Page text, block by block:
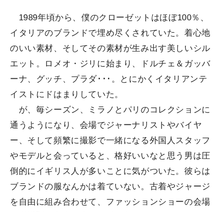
1989年頃から、僕のクローゼットはほぼ100％、
イタリアのブランドで埋め尽くされていた。着心地
のいい素材、そしてその素材が生み出す美しいシル
エット。ロメオ・ジリに始まり、ドルチェ＆ガッバ
ーナ、グッチ、プラダ･･･。とにかくイタリアンテ
イストにドはまりしていた。
が、毎シーズン、ミラノとパリのコレクションに
通うようになり、会場でジャーナリストやバイヤ
ー、そして頻繁に撮影で一緒になる外国人スタッフ
やモデルと会っていると、格好いいなと思う男は圧
倒的にイギリス人が多いことに気がついた。彼らは
ブランドの服なんかは着ていない。古着やジャージ
を自由に組み合わせて、ファッションショーの会場